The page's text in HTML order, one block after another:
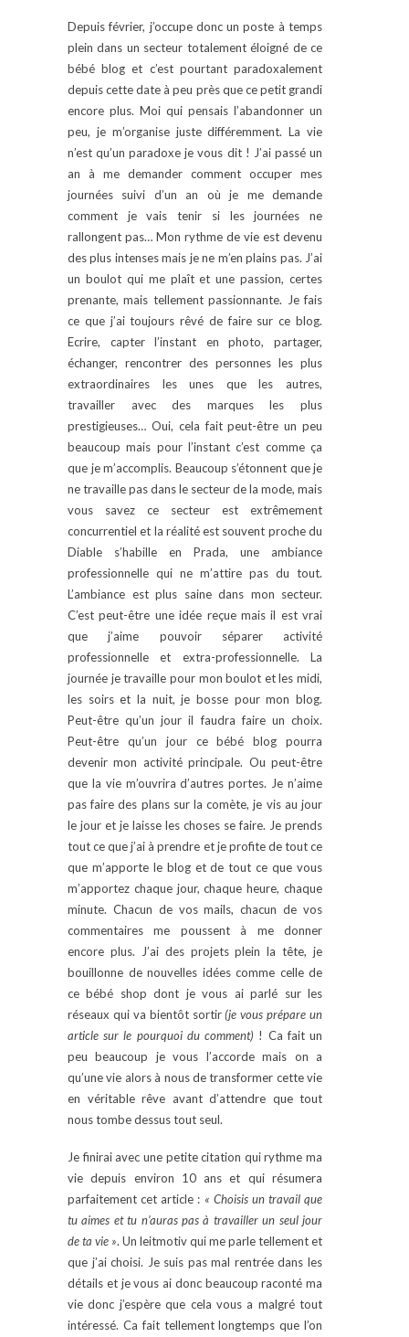
Depuis février, j’occupe donc un poste à temps
plein dans un secteur totalement éloigné de ce
bébé blog et c’est pourtant paradoxalement
depuis cette date à peu près que ce petit grandi
encore plus. Moi qui pensais l’abandonner un
peu, je m’organise juste différemment. La vie
n’est qu’un paradoxe je vous dit ! J’ai passé un
an à me demander comment occuper mes
journées suivi d’un an où je me demande
comment je vais tenir si les journées ne
rallongent pas… Mon rythme de vie est devenu
des plus intenses mais je ne m’en plains pas. J’ai
un boulot qui me plaît et une passion, certes
prenante, mais tellement passionnante. Je fais
ce que j’ai toujours rêvé de faire sur ce blog.
Ecrire, capter l’instant en photo, partager,
échanger, rencontrer des personnes les plus
extraordinaires les unes que les autres,
travailler avec des marques les plus
prestigieuses… Oui, cela fait peut-être un peu
beaucoup mais pour l’instant c’est comme ça
que je m’accomplis. Beaucoup s’étonnent que je
ne travaille pas dans le secteur de la mode, mais
vous savez ce secteur est extrêmement
concurrentiel et la réalité est souvent proche du
Diable s’habille en Prada, une ambiance
professionnelle qui ne m’attire pas du tout.
L’ambiance est plus saine dans mon secteur.
C’est peut-être une idée reçue mais il est vrai
que j’aime pouvoir séparer activité
professionnelle et extra-professionnelle. La
journée je travaille pour mon boulot et les midi,
les soirs et la nuit, je bosse pour mon blog.
Peut-être qu’un jour il faudra faire un choix.
Peut-être qu’un jour ce bébé blog pourra
devenir mon activité principale. Ou peut-être
que la vie m’ouvrira d’autres portes. Je n’aime
pas faire des plans sur la comète, je vis au jour
le jour et je laisse les choses se faire. Je prends
tout ce que j’ai à prendre et je profite de tout ce
que m’apporte le blog et de tout ce que vous
m’apportez chaque jour, chaque heure, chaque
minute. Chacun de vos mails, chacun de vos
commentaires me poussent à me donner
encore plus. J’ai des projets plein la tête, je
bouillonne de nouvelles idées comme celle de
ce bébé shop dont je vous ai parlé sur les
réseaux qui va bientôt sortir(je vous prépare un
article sur le pourquoi du comment) ! Ca fait un
peu beaucoup je vous l’accorde mais on a
qu’une vie alors à nous de transformer cette vie
en véritable rêve avant d’attendre que tout
nous tombe dessus tout seul.
Je finirai avec une petite citation qui rythme ma
vie depuis environ 10 ans et qui résumera
parfaitement cet article : « Choisis un travail que
tu aimes et tu n’auras pas à travailler un seul jour
de ta vie ». Un leitmotiv qui me parle tellement et
que j’ai choisi. Je suis pas mal rentrée dans les
détails et je vous ai donc beaucoup raconté ma
vie donc j’espère que cela vous a malgré tout
intéressé. Ca fait tellement longtemps que l’on